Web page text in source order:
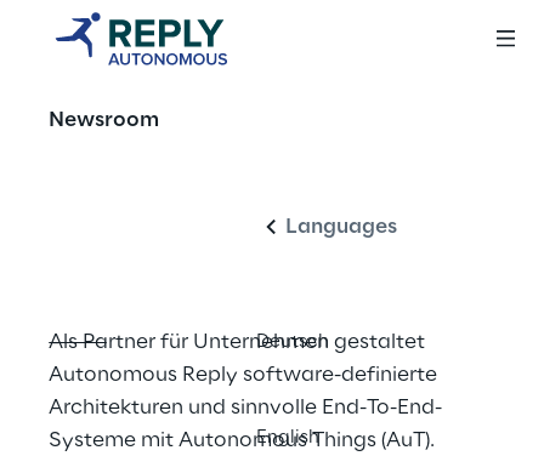
Newsroom
Languages
Deutsch
English
Die Zukunft
Als Partner für Unternehmen gestaltet
Autonomous Reply software-definierte
Architekturen und sinnvolle End-To-End-
Systeme mit Autonomous Things (AuT).